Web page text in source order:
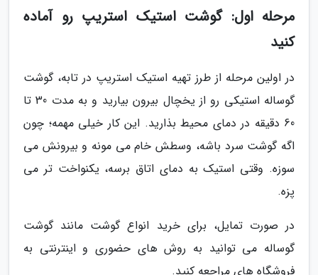
مرحله اول: گوشت استیک استریپ رو آماده
کنید
در اولین مرحله از طرز تهیه استیک استریپ در تابه، گوشت
گوساله استیکی رو از یخچال بیرون بیارید و به مدت 30 تا
60 دقیقه در دمای محیط بذارید. این کار خیلی مهمه؛ چون
اگه گوشت سرد باشه، وسطش خام می مونه و بیرونش می
سوزه. وقتی استیک به دمای اتاق برسه، یکنواخت تر می
پزه.
در صورت تمایل، برای خرید انواع گوشت مانند گوشت
گوساله می توانید به روش های حضوری و اینترنتی به
فروشگاه های مراجعه کنید.